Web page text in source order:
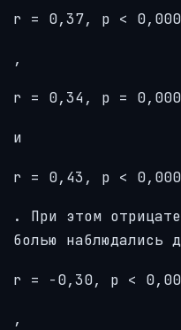
r = 0,37, p <
,
r = 0,34, p =
и
r = 0,43, p <
. При этом
болью наблюдались
r = −0,30, p <
,